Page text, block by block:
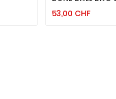
53,00 CHFPrix